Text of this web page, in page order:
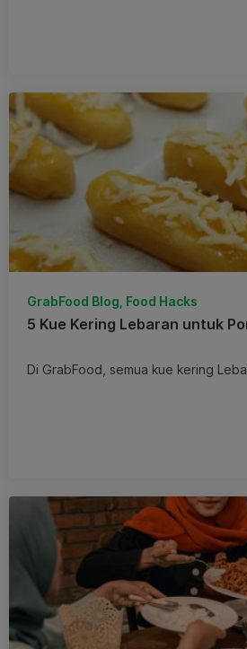
GrabFood Blog, Food Hacks
5 Kue Kering Lebaran untuk
Di GrabFood, semua kue kering